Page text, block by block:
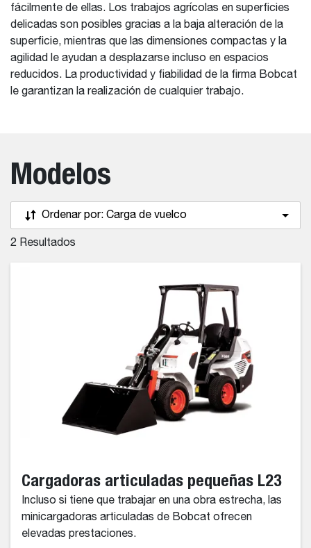
fácilmente de ellas. Los trabajos agrícolas en superficies
delicadas son posibles gracias a la baja alteración de la
superficie, mientras que las dimensiones compactas y la
agilidad le ayudan a desplazarse incluso en espacios
reducidos. La productividad y fiabilidad de la firma Bobcat
le garantizan la realización de cualquier trabajo.
Modelos
Ordenar por: Carga de vuelco
2 Resultados
Cargadoras articuladas pequeñas L23
Incluso si tiene que trabajar en una obra estrecha, las
minicargadoras articuladas de Bobcat ofrecen
elevadas prestaciones.